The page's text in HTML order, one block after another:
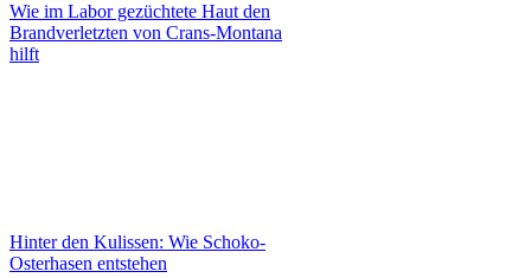
Wie im Labor gezüchtete Haut den
Brandverletzten von Crans-Montana
hilft
Hinter den Kulissen: Wie Schoko-
Osterhasen entstehen